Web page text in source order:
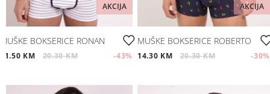
AKCIJA
MUŠKE BOKSERICE RONAN
11.50 KM 20.30 KM -43%
AKCIJA
MUŠKE BOKSERICE ROBERTO
14.30 KM 20.30 KM -30%